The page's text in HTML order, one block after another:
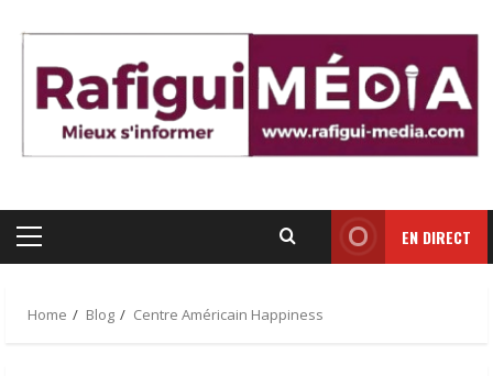
content
Primary
EN DIRECT
Home Blog Centre Américain Happiness